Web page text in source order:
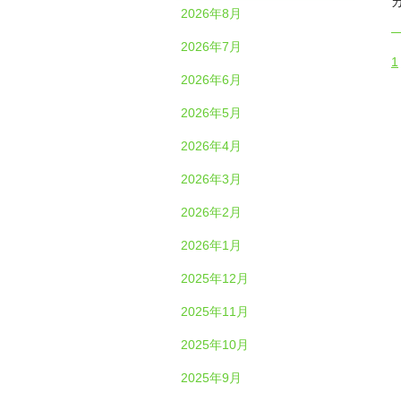
2026年8月
2026年7月
2026年6月
2026年5月
2026年4月
2026年3月
2026年2月
2026年1月
2025年12月
2025年11月
2025年10月
2025年9月
1